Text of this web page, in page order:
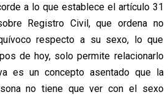
a lo que establece el artículo 31
Registro Civil, que ordena no
respecto a su sexo, lo que
de hoy, solo permite relacionarlo
es un concepto asentado que la
no tiene que ver con el sexo